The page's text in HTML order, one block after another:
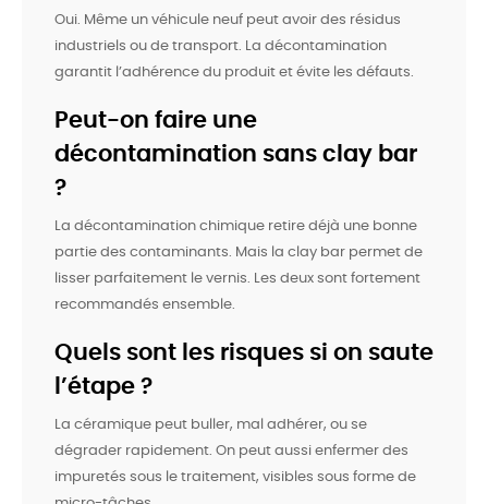
Oui. Même un véhicule neuf peut avoir des résidus
industriels ou de transport. La décontamination
garantit l’adhérence du produit et évite les défauts.
Peut-on faire une
décontamination sans clay bar
?
La décontamination chimique retire déjà une bonne
partie des contaminants. Mais la clay bar permet de
lisser parfaitement le vernis. Les deux sont fortement
recommandés ensemble.
Quels sont les risques si on saute
l’étape ?
La céramique peut buller, mal adhérer, ou se
dégrader rapidement. On peut aussi enfermer des
impuretés sous le traitement, visibles sous forme de